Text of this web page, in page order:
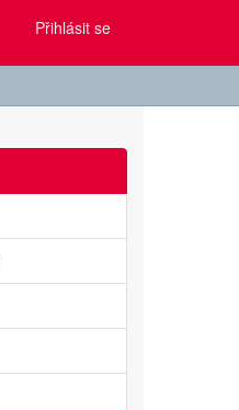
Přihlásit se